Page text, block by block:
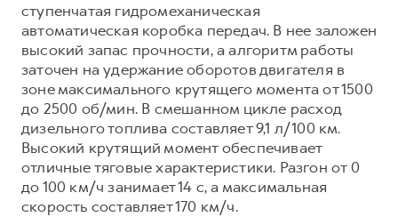
ступенчатая гидромеханическая
автоматическая коробка передач. В нее заложен
высокий запас прочности, а алгоритм работы
заточен на удержание оборотов двигателя в
зоне максимального крутящего момента от 1500
до 2500 об/мин. В смешанном цикле расход
дизельного топлива составляет 9,1 л/100 км.
Высокий крутящий момент обеспечивает
отличные тяговые характеристики. Разгон от 0
до 100 км/ч занимает 14 с, а максимальная
скорость составляет 170 км/ч.